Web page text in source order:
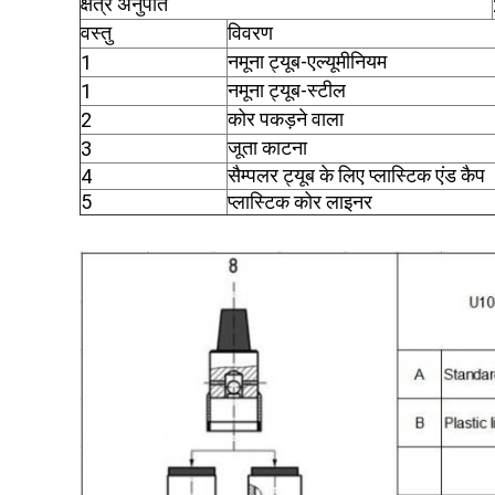
वस्तु
विवरण
1
नमूना ट्यूब-एल्यूमीनियम
1
नमूना ट्यूब-स्टील
2
कोर पकड़ने वाला
3
जूता काटना
4
सैम्पलर ट्यूब के लिए प्लास्टिक एंड कैप
5
प्लास्टिक कोर लाइनर